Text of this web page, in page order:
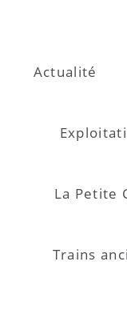
Actualité
La Petite
Trains